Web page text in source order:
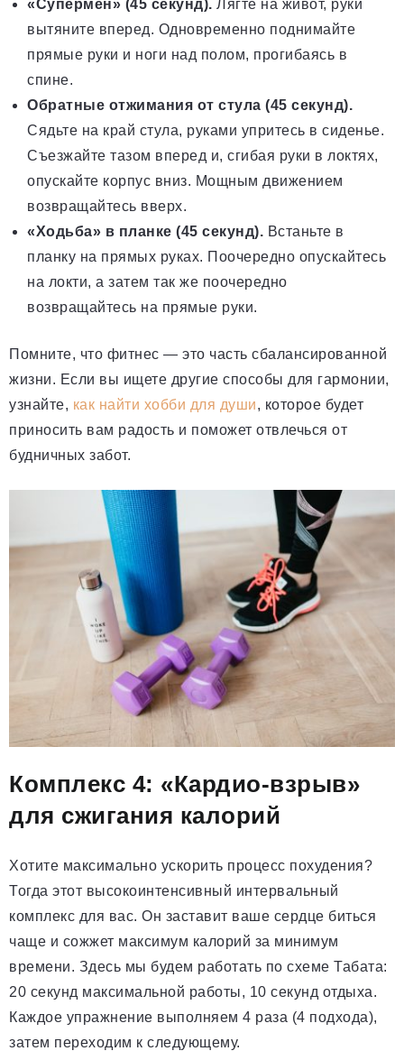
«Супермен» (45 секунд). Лягте на живот, руки
вытяните вперед. Одновременно поднимайте
прямые руки и ноги над полом, прогибаясь в
спине.
Обратные отжимания от стула (45 секунд).
Сядьте на край стула, руками упритесь в сиденье.
Съезжайте тазом вперед и, сгибая руки в локтях,
опускайте корпус вниз. Мощным движением
возвращайтесь вверх.
«Ходьба» в планке (45 секунд). Встаньте в
планку на прямых руках. Поочередно опускайтесь
на локти, а затем так же поочередно
возвращайтесь на прямые руки.
Помните, что фитнес — это часть сбалансированной
жизни. Если вы ищете другие способы для гармонии,
узнайте, как найти хобби для души, которое будет
приносить вам радость и поможет отвлечься от
будничных забот.
Комплекс 4: «Кардио-взрыв»
для сжигания калорий
Хотите максимально ускорить процесс похудения?
Тогда этот высокоинтенсивный интервальный
комплекс для вас. Он заставит ваше сердце биться
чаще и сожжет максимум калорий за минимум
времени. Здесь мы будем работать по схеме Табата:
20 секунд максимальной работы, 10 секунд отдыха.
Каждое упражнение выполняем 4 раза (4 подхода),
затем переходим к следующему.